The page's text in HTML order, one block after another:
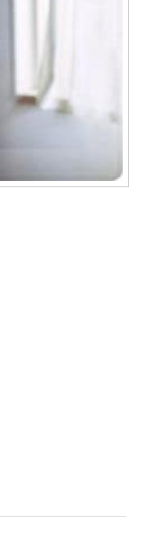
с сильным
для подтяжки